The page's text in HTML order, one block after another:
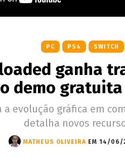
PC PS4 SWITCH
ganha
demo
a evolução gráfica em
detalha novos
MATHEUS OLIVEIRA EM 14/06/